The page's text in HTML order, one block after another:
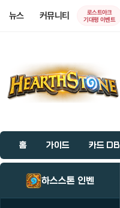
뉴스 커뮤니티
로스트아크
기대평 이벤트
홈 가이드 카드 DB
하스스톤 인벤